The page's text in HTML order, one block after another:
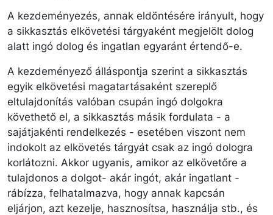
A kezdeményezés, annak eldöntésére irányult, hogy
a sikkasztás elkövetési tárgyaként megjelölt dolog
alatt ingó dolog és ingatlan egyaránt értendő-e.
A kezdeményező álláspontja szerint a sikkasztás
egyik elkövetési magatartásaként szereplő
eltulajdonítás valóban csupán ingó dolgokra
követhető el, a sikkasztás másik fordulata - a
sajátjakénti rendelkezés - esetében viszont nem
indokolt az elkövetés tárgyát csak az ingó dologra
korlátozni. Akkor ugyanis, amikor az elkövetőre a
tulajdonos a dolgot- akár ingót, akár ingatlant -
rábízza, felhatalmazva, hogy annak kapcsán
eljárjon, azt kezelje, hasznosítsa, használja stb., és